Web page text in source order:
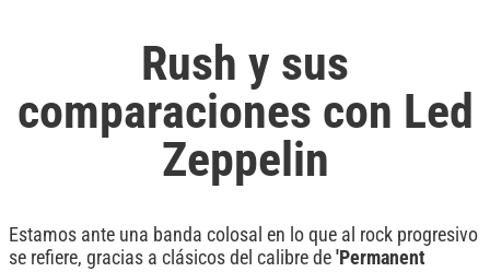
Rush y sus
comparaciones con Led
Zeppelin
Estamos ante una banda colosal en lo que al rock progresivo
se refiere, gracias a clásicos del calibre de 'Permanent